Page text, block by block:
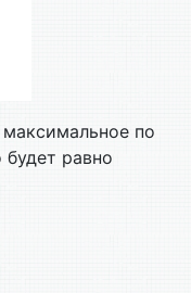
по
равно